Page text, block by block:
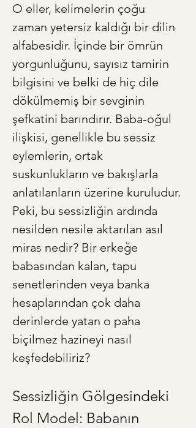
O eller, kelimelerin çoğu
zaman yetersiz kaldığı bir dilin
alfabesidir. İçinde bir ömrün
yorgunluğunu, sayısız tamirin
bilgisini ve belki de hiç dile
dökülmemiş bir sevginin
şefkatini barındırır. Baba-oğul
ilişkisi, genellikle bu sessiz
eylemlerin, ortak
suskunlukların ve bakışlarla
anlatılanların üzerine kuruludur.
Peki, bu sessizliğin ardında
nesilden nesile aktarılan asıl
miras nedir? Bir erkeğe
babasından kalan, tapu
senetlerinden veya banka
hesaplarından çok daha
derinlerde yatan o paha
biçilmez hazineyi nasıl
keşfedebiliriz?
Sessizliğin Gölgesindeki
Rol Model: Babanın